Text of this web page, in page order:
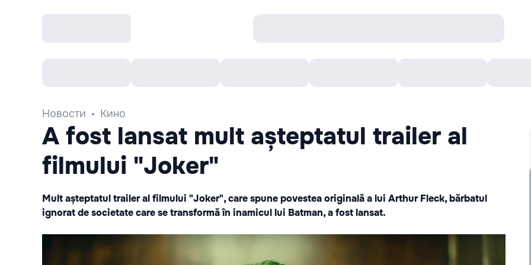
Новости Кино
A fost lansat mult așteptatul trailer al
filmului "Joker"
Mult așteptatul trailer al filmului "Joker", care spune povestea originală a lui Arthur Fleck, bărbatul
ignorat de societate care se transformă în inamicul lui Batman, a fost lansat.